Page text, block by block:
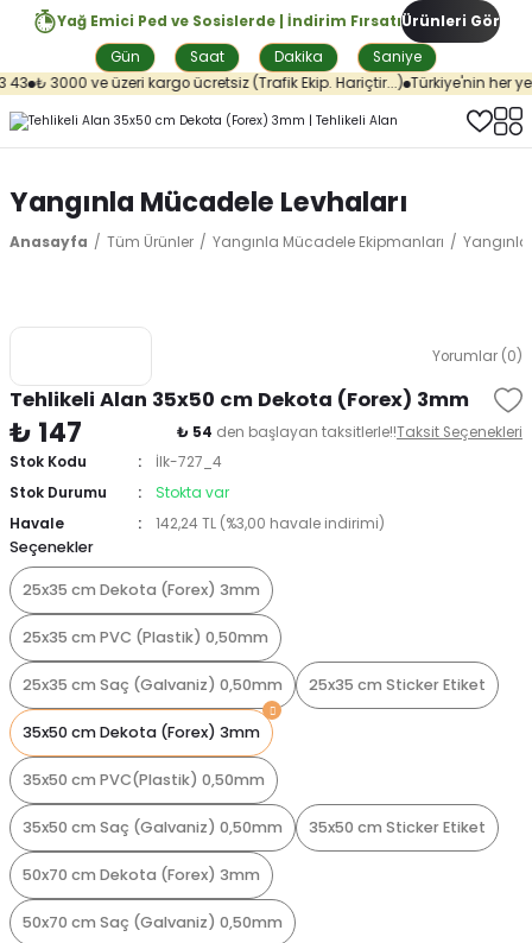
Yağ Emici Ped ve Sosislerde | İndirim Fırsatı
Gün
Saat Dakika Saniye
Ürünleri Gör
₺ 3000 ve üzeri kargo ücretsiz (Trafik Ekip. Hariçtir...) Türkiye'nin her
Yangınla Mücadele Levhaları
Anasayfa Tüm Ürünler Yangınla Mücadele Ekipmanları
Yorumlar (0)
Tehlikeli Alan 35x50 cm Dekota (Forex) 3mm
₺ 147 ₺ 54 den başlayan taksitlerle!!Taksit Seçenekleri
Stok Kodu
İlk-727_4
Stok Durumu
Stokta var
Havale
142,24 TL (%3,00 havale indirimi)
Seçenekler
25x35 cm Dekota (Forex) 3mm
25x35 cm PVC (Plastik) 0,50mm
25x35 cm Saç (Galvaniz) 0,50mm 25x35 cm Sticker Etiket
35x50 cm Dekota (Forex) 3mm
35x50 cm PVC(Plastik) 0,50mm
35x50 cm Saç (Galvaniz) 0,50mm 35x50 cm Sticker Etiket
50x70 cm Dekota (Forex) 3mm
50x70 cm Saç (Galvaniz) 0,50mm